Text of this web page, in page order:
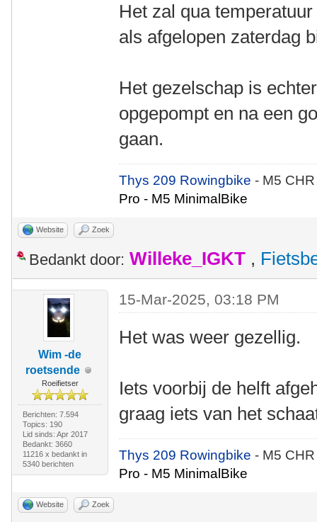
Het zal qua
als afgelopen zaterdag
Het gezelschap is
opgepompt en na een
gaan.
Thys 209 Rowingbike- M5
Pro - M5 MinimalBike
Website Zoek
Bedankt door: Willeke_IGKT ,
Wim -de
roetsende
Roeifietser
Berichten: 7.594
Topics: 190
Lid sinds: Apr 2017
Bedankt: 3660
11216 x bedankt in
5340 berichten
15-Mar-2025, 03:18 PM
Het was weer gezellig.
Iets voorbij de helft
graag iets van het
Thys 209 Rowingbike- M5
Pro - M5 MinimalBike
Website Zoek